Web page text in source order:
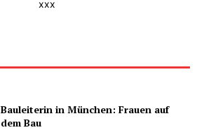
xxx
Bauleiterin in München: Frauen auf
dem Bau